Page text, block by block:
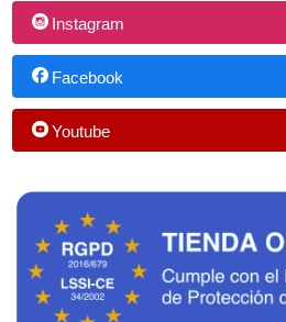
Instagram
Facebook
Youtube